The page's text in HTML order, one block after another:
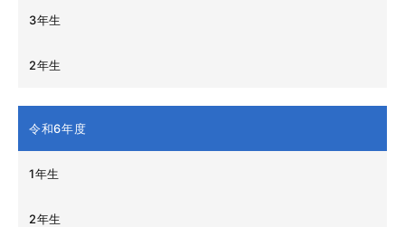
3年生
2年生
令和6年度
1年生
2年生